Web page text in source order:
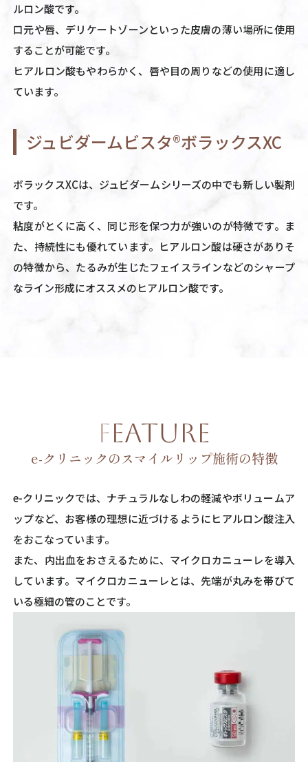
ルロン酸です。
口元や唇、デリケートゾーンといった皮膚の薄い場所に使用
することが可能です。
ヒアルロン酸もやわらかく、唇や目の周りなどの使用に適し
ています。
ジュビダームビスタ®ボラックスXC
ボラックスXCは、ジュビダームシリーズの中でも新しい製剤
です。
粘度がとくに高く、同じ形を保つ力が強いのが特徴です。ま
た、持続性にも優れています。ヒアルロン酸は硬さがありそ
の特徴から、たるみが生じたフェイスラインなどのシャープ
なライン形成にオススメのヒアルロン酸です。
FEATURE
e-クリニックのスマイルリップ施術の特徴
e-クリニックでは、ナチュラルなしわの軽減やボリュームア
ップなど、お客様の理想に近づけるようにヒアルロン酸注入
をおこなっています。
また、内出血をおさえるために、マイクロカニューレを導入
しています。マイクロカニューレとは、先端が丸みを帯びて
いる極細の管のことです。